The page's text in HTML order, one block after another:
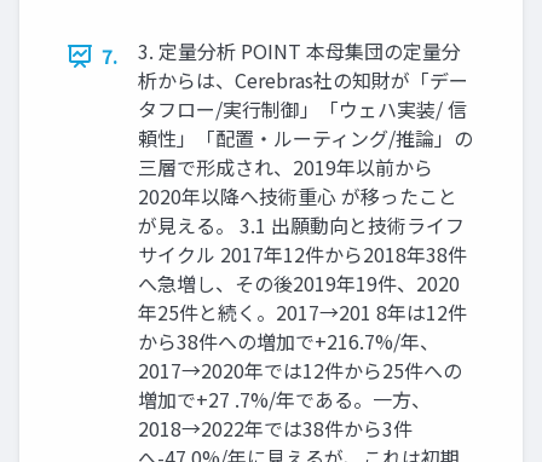
7.
3. 定量分析 POINT 本母集団の定量分
析からは、Cerebras社の知財が「デー
タフロー/実行制御」「ウェハ実装/ 信
頼性」「配置・ルーティング/推論」の
三層で形成され、2019年以前から
2020年以降へ技術重心 が移ったこと
が見える。 3.1 出願動向と技術ライフ
サイクル 2017年12件から2018年38件
へ急増し、その後2019年19件、2020
年25件と続く。2017→201 8年は12件
から38件への増加で+216.7%/年、
2017→2020年では12件から25件への
増加で+27 .7%/年である。一方、
2018→2022年では38件から3件